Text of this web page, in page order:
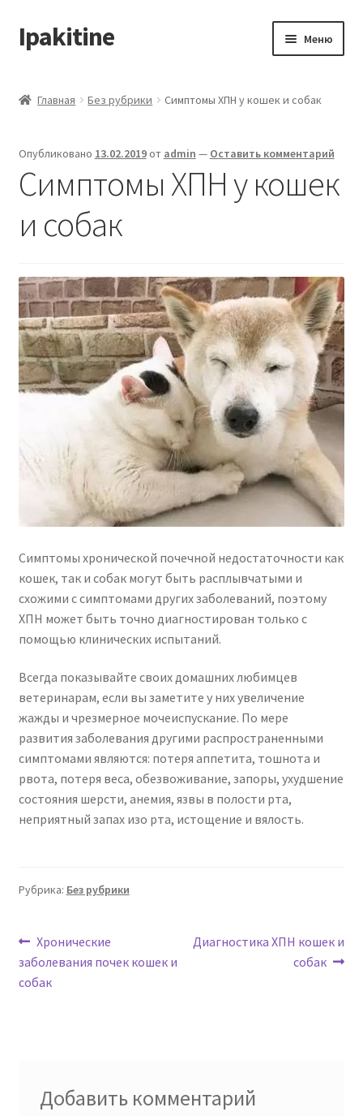
Перейти
к
Перейти
к
Ipakitine Меню
Корзина
Оформление заказа
Подтверждение заказа
Главная Без рубрики Симптомы ХПН у кошек и собак
Опубликовано 13.02.2019от admin — Оставить комментарий
Симптомы ХПН у кошек
и собак
Симптомы хронической почечной недостаточности как
кошек, так и собак могут быть расплывчатыми и
схожими с симптомами других заболеваний, поэтому
ХПН может быть точно диагностирован только с
помощью клинических испытаний.
Всегда показывайте своих домашних любимцев
ветеринарам, если вы заметите у них увеличение
жажды и чрезмерное мочеиспускание. По мере
развития заболевания другими распространенными
симптомами являются: потеря аппетита, тошнота и
рвота, потеря веса, обезвоживание, запоры, ухудшение
состояния шерсти, анемия, язвы в полости рта,
неприятный запах изо рта, истощение и вялость.
Рубрика: Без рубрики
Навигация
по
Предыдущая
запись:
Хронические
заболевания почек кошек и
собак
Следующая
Диагностика ХПН кошек и
собак
Добавить комментарий